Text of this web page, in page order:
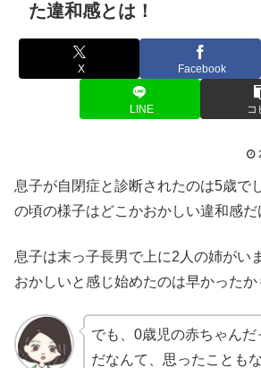
た違和感とは！
X Facebook
LINE コ
息子が自閉症と診断されたのは5歳で
の頃の様子はどこかおかしい違和感だ
息子は末っ子長男で上に2人の姉がい
おかしいと感じ始めたのは早かったか
でも、0歳児の赤ちゃん
だなんて、思ったことも